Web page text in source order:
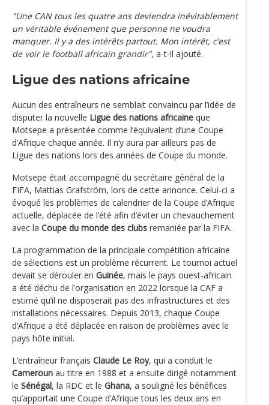
"Une CAN tous les quatre ans deviendra inévitablement
un véritable événement que personne ne voudra
manquer. Il y a des intérêts partout. Mon intérêt, c’est
de voir le football africain grandir", a-t-il ajouté.
Ligue des nations africaine
Aucun des entraîneurs ne semblait convaincu par l’idée de
disputer la nouvelle Ligue des nations africaine que
Motsepe a présentée comme l’équivalent d’une Coupe
d’Afrique chaque année. Il n’y aura par ailleurs pas de
Ligue des nations lors des années de Coupe du monde.
Motsepe était accompagné du secrétaire général de la
FIFA, Mattias Grafström, lors de cette annonce. Celui-ci a
évoqué les problèmes de calendrier de la Coupe d’Afrique
actuelle, déplacée de l’été afin d’éviter un chevauchement
avec la Coupe du monde des clubs remaniée par la FIFA.
La programmation de la principale compétition africaine
de sélections est un problème récurrent. Le tournoi actuel
devait se dérouler en Guinée, mais le pays ouest-africain
a été déchu de l’organisation en 2022 lorsque la CAF a
estimé qu’il ne disposerait pas des infrastructures et des
installations nécessaires. Depuis 2013, chaque Coupe
d’Afrique a été déplacée en raison de problèmes avec le
pays hôte initial.
L’entraîneur français Claude Le Roy, qui a conduit le
Cameroun au titre en 1988 et a ensuite dirigé notamment
le Sénégal, la RDC et le Ghana, a souligné les bénéfices
qu’apportait une Coupe d’Afrique tous les deux ans en